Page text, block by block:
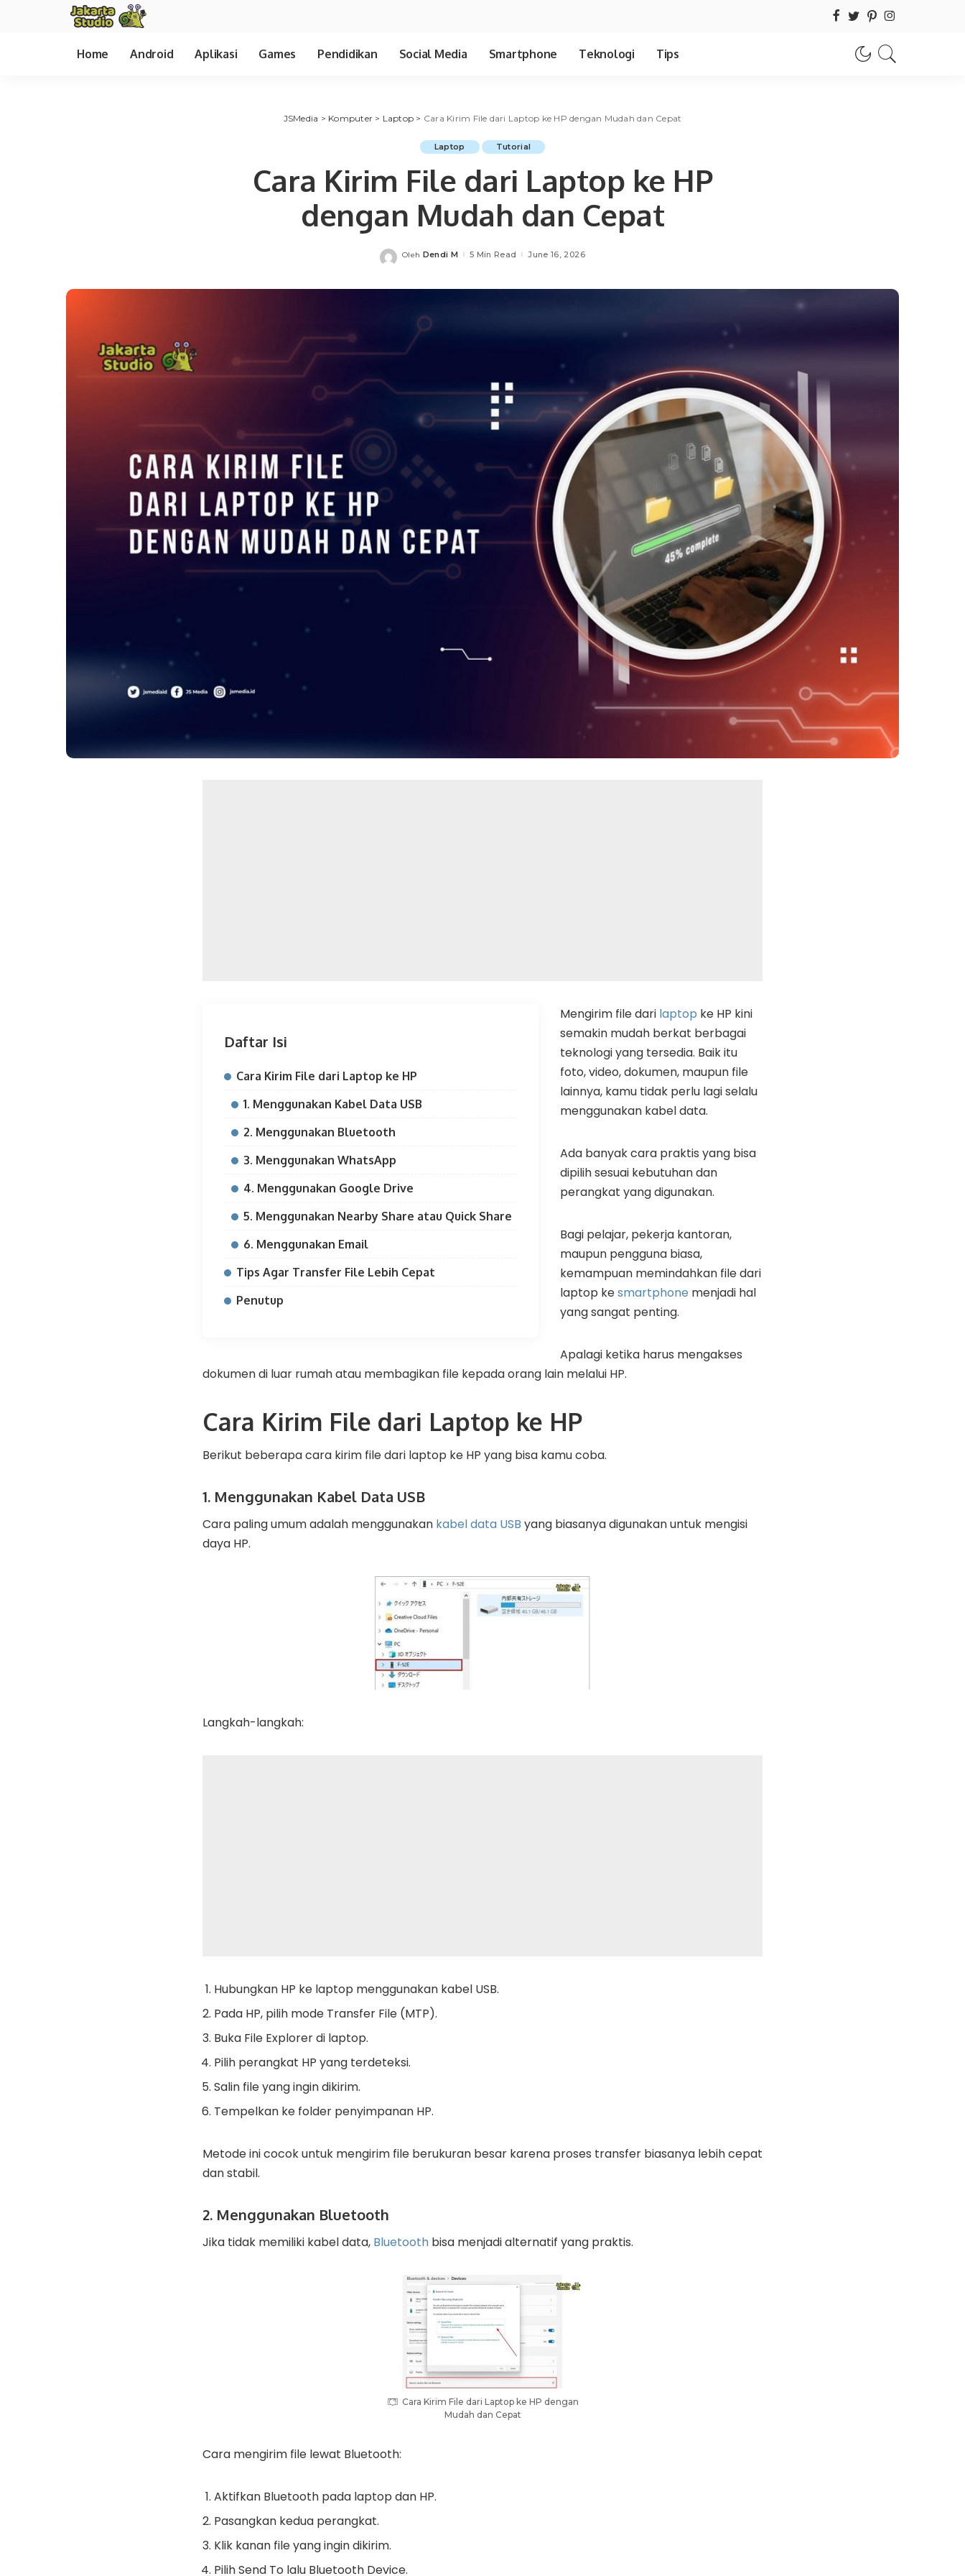
Home Android Aplikasi Games Pendidikan Social Media Smartphone Teknologi Tips
JSMedia > Komputer> Laptop > Cara Kirim File dari Laptop ke HP dengan Mudah dan Cepat
Laptop Tutorial
Cara Kirim File dari Laptop ke HP
dengan Mudah dan Cepat
Posted
Oleh Dendi M 5 Min Read June 16, 2026
Daftar Isi
Cara Kirim File dari Laptop ke HP
1. Menggunakan Kabel Data USB
2. Menggunakan Bluetooth
3. Menggunakan WhatsApp
4. Menggunakan Google Drive
5. Menggunakan Nearby Share atau Quick Share
6. Menggunakan Email
Tips Agar Transfer File Lebih Cepat
Penutup
Mengirim file dari laptop ke HP kini
semakin mudah berkat berbagai
teknologi yang tersedia. Baik itu
foto, video, dokumen, maupun file
lainnya, kamu tidak perlu lagi selalu
menggunakan kabel data.
Ada banyak cara praktis yang bisa
dipilih sesuai kebutuhan dan
perangkat yang digunakan.
Bagi pelajar, pekerja kantoran,
maupun pengguna biasa,
kemampuan memindahkan file dari
laptop kesmartphone menjadi hal
yang sangat penting.
Apalagi ketika harus mengakses
dokumen di luar rumah atau membagikan file kepada orang lain melalui HP.
Cara Kirim File dari Laptop ke HP
Berikut beberapa cara kirim file dari laptop ke HP yang bisa kamu coba.
1. Menggunakan Kabel Data USB
Cara paling umum adalah menggunakan kabel data USB yang biasanya digunakan untuk mengisi
daya HP.
Langkah-langkah:
Hubungkan HP ke laptop menggunakan kabel USB.
Pada HP, pilih mode Transfer File (MTP).
Buka File Explorer di laptop.
Pilih perangkat HP yang terdeteksi.
Salin file yang ingin dikirim.
Tempelkan ke folder penyimpanan HP.
Metode ini cocok untuk mengirim file berukuran besar karena proses transfer biasanya lebih cepat
dan stabil.
2. Menggunakan Bluetooth
Jika tidak memiliki kabel data, Bluetooth bisa menjadi alternatif yang praktis.
Cara Kirim File dari Laptop ke HP dengan
Mudah dan Cepat
Cara mengirim file lewat Bluetooth:
Aktifkan Bluetooth pada laptop dan HP.
Pasangkan kedua perangkat.
Klik kanan file yang ingin dikirim.
Pilih Send To lalu Bluetooth Device.